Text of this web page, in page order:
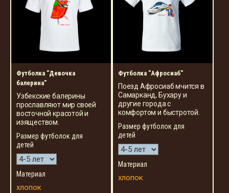
Футболка "Девочка
балерина"
Узбекские балерины
прославляют мир своей
восточной красотой и
изяществом.
Размер футболок для
детей
Материал
хлопок
Футболка "Афросиаб"
Поезд Афросиаб мчится в
Самарканд, Бухару и
другие города с
комфортом и быстротой.
Размер футболок для
детей
Материал
хлопок